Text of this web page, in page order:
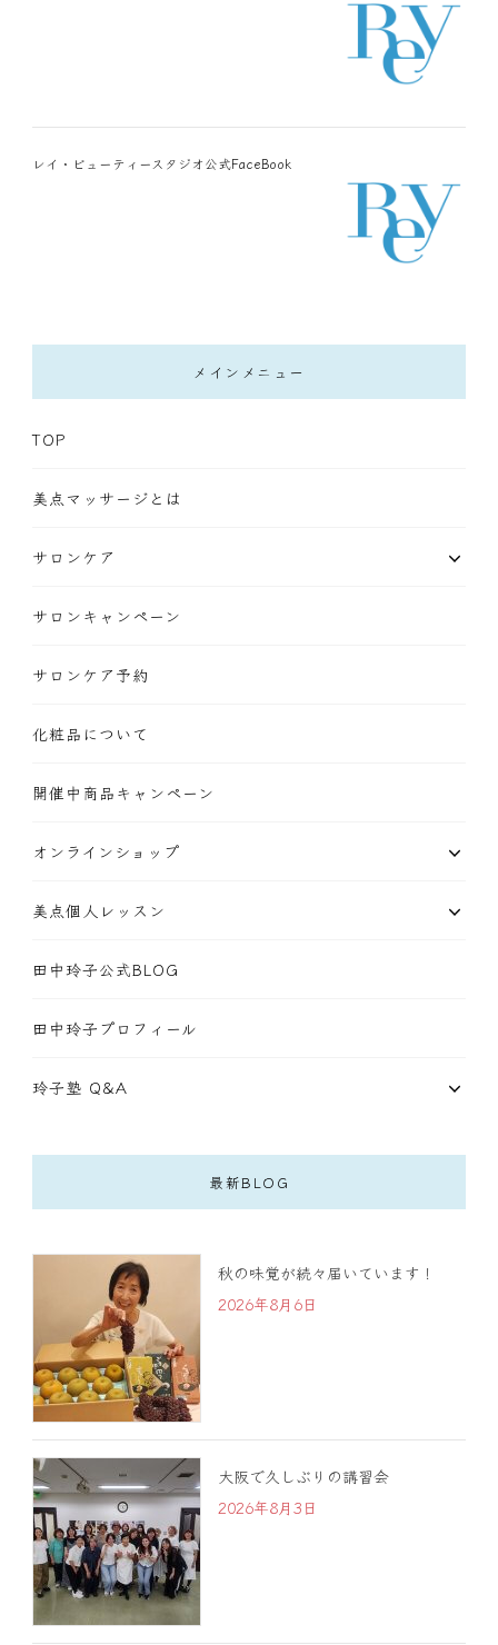
レイ・ビューティースタジオ公式FaceBook
メインメニュー
TOP
美点マッサージとは
サロンケア
サロンキャンペーン
サロンケア予約
化粧品について
開催中商品キャンペーン
オンラインショップ
美点個人レッスン
田中玲子公式BLOG
田中玲子プロフィール
玲子塾 Q&A
最新BLOG
秋の味覚が続々届いています！
2026年8月6日
大阪で久しぶりの講習会
2026年8月3日